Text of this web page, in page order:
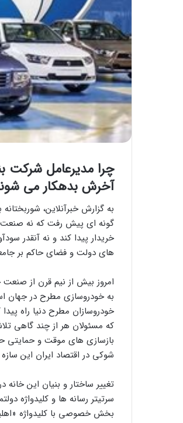
چرا مدیرعامل شرکت
آخرش بدهکار می
به گزارش خبرآنلاین،
گونه ای پیش رفت که نه صنعت
خریدار پیدا کند و نه
های دولت و فضای حاکم بر
امروز بیش از نیم قرن از
به خودروسازی مطرح در جهان
خودروسازان مطرح دنیا راه
که مسئولان هر از چند گاهی
بازسازی های موقت و حمایتی
شوکی در اقتصاد ایران این
تغییر ساختار و بنیان این
سرتیتر رسانه ها و کلیدواژه
بخش خصوصی با کلیدواژه